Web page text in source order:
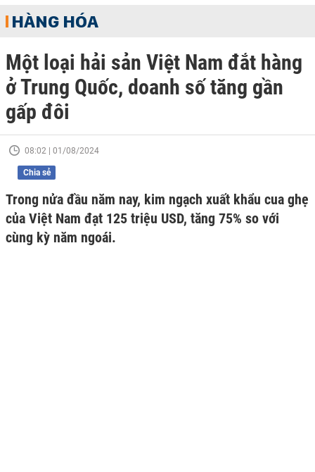
HÀNG HÓA
Một loại hải sản Việt Nam đắt hàng
ở Trung Quốc, doanh số tăng gần
gấp đôi
08:02 | 01/08/2024
Chia sẻ
Trong nửa đầu năm nay, kim ngạch xuất khẩu cua ghẹ
của Việt Nam đạt 125 triệu USD, tăng 75% so với
cùng kỳ năm ngoái.